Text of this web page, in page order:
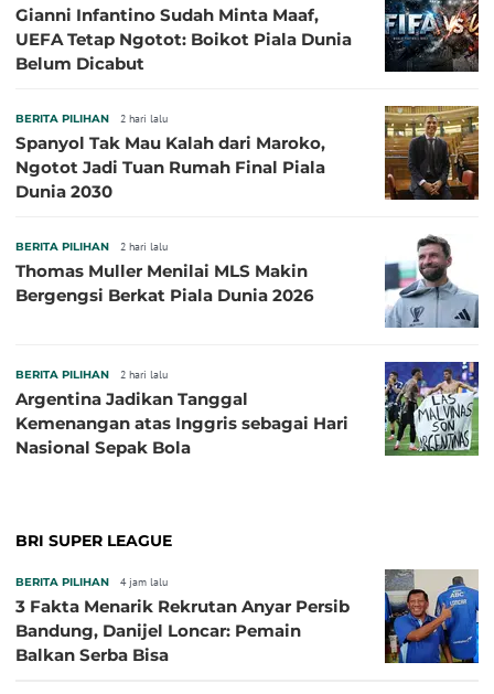
Gianni Infantino Sudah Minta Maaf,
UEFA Tetap Ngotot: Boikot Piala Dunia
Belum Dicabut
BERITA PILIHAN 2 hari lalu
Spanyol Tak Mau Kalah dari Maroko,
Ngotot Jadi Tuan Rumah Final Piala
Dunia 2030
BERITA PILIHAN 2 hari lalu
Thomas Muller Menilai MLS Makin
Bergengsi Berkat Piala Dunia 2026
BERITA PILIHAN 2 hari lalu
Argentina Jadikan Tanggal
Kemenangan atas Inggris sebagai Hari
Nasional Sepak Bola
BRI SUPER LEAGUE
BERITA PILIHAN 4 jam lalu
3 Fakta Menarik Rekrutan Anyar Persib
Bandung, Danijel Loncar: Pemain
Balkan Serba Bisa